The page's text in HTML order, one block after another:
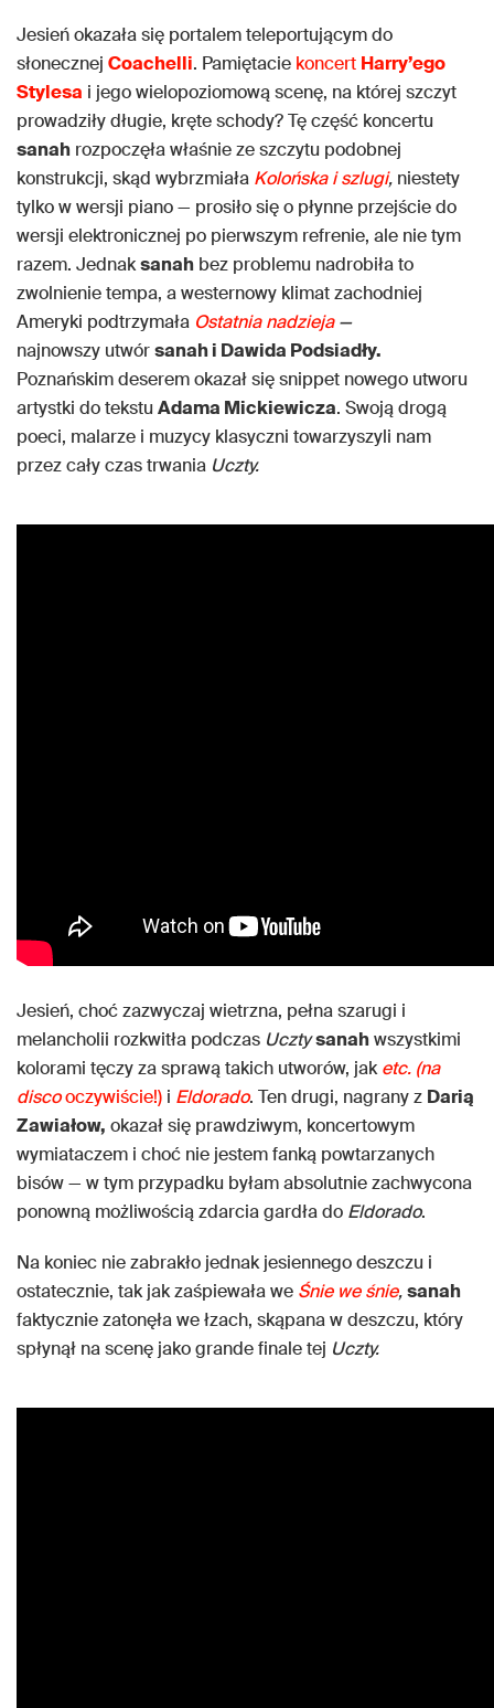
Jesień okazała się portalem teleportującym do
słonecznej Coachelli. Pamiętacie koncert Harry’ego
Stylesa i jego wielopoziomową scenę, na której szczyt
prowadziły długie, kręte schody? Tę część koncertu
sanah rozpoczęła właśnie ze szczytu podobnej
konstrukcji, skąd wybrzmiała Kolońska i szlugi, niestety
tylko w wersji piano — prosiło się o płynne przejście do
wersji elektronicznej po pierwszym refrenie, ale nie tym
razem. Jednaksanah bez problemu nadrobiła to
zwolnienie tempa, a westernowy klimat zachodniej
Ameryki podtrzymała Ostatnia nadzieja—
najnowszy utwórsanah i Dawida Podsiadły.
Poznańskim deserem okazał się snippet nowego utworu
artystki do tekstu Adama Mickiewicza. Swoją drogą
poeci, malarze i muzycy klasyczni towarzyszyli nam
przez cały czas trwania Uczty.
Jesień, choć zazwyczaj wietrzna, pełna szarugi i
melancholii rozkwitła podczas Ucztysanahwszystkimi
kolorami tęczy za sprawą takich utworów, jaketc. (na
discooczywiście!) i Eldorado. Ten drugi, nagrany z Darią
Zawiałow, okazał się prawdziwym, koncertowym
wymiataczem i choć nie jestem fanką powtarzanych
bisów — w tym przypadku byłam absolutnie zachwycona
ponowną możliwością zdarcia gardła do Eldorado.
Na koniec nie zabrakło jednak jesiennego deszczu i
ostatecznie, tak jak zaśpiewała we Śnie we śnie,sanah
faktycznie zatonęła we łzach, skąpana w deszczu, który
spłynął na scenę jako grande finale tej Uczty.